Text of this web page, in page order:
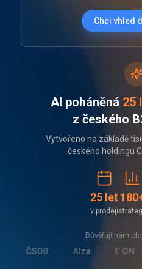
Chci vhled
AI poháněná 25
z českého
Vytvořeno na základě
českého holdingu
25 let
v prodeji
Důvěřují nám
ČSOB Alza E.ON